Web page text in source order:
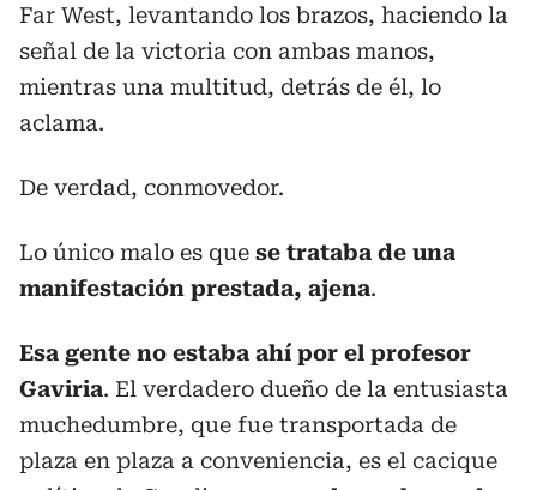
Far West, levantando los brazos, haciendo la
señal de la victoria con ambas manos,
mientras una multitud, detrás de él, lo
aclama.
De verdad, conmovedor.
Lo único malo es que se trataba de una
manifestación prestada, ajena.
Esa gente no estaba ahí por el profesor
Gaviria. El verdadero dueño de la entusiasta
muchedumbre, que fue transportada de
plaza en plaza a conveniencia, es el cacique